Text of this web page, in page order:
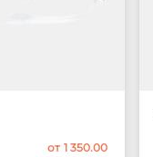
от 1 350.00